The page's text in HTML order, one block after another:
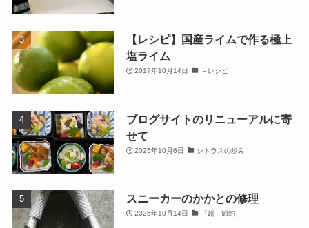
【レシピ】国産ライムで作る極上
塩ライム
2017年10月14日 └ レシピ
ブログサイトのリニューアルに寄
せて
2025年10月6日 シトラスの歩み
スニーカーのかかとの修理
2025年10月14日 「超」節約